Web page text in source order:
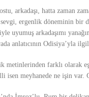
arkadaşı, hatta zaman
sevgi, ergenlik döneminin bir
uyumuş arkadaşımı
anlatıcının Odisiya’yla
metinlerinden farklı olarak
meyhanede ne işin var.